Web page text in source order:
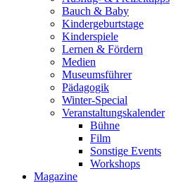
Bauch & Baby
Kindergeburtstage
Kinderspiele
Lernen & Fördern
Medien
Museumsführer
Pädagogik
Winter-Special
Veranstaltungskalender
Bühne
Film
Sonstige Events
Workshops
Magazine